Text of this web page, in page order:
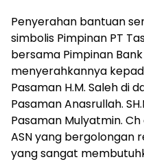
Penyerahan bantuan
simbolis Pimpinan PT
bersama Pimpinan
menyerahkannya
Pasaman H.M. Saleh di
Pasaman Anasrullah.
Pasaman Mulyatmin.
ASN yang bergolongan
yang sangat